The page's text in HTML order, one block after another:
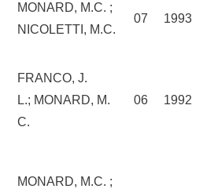
MONARD, M.C. ;
NICOLETTI, M.C.
07 1993
FRANCO, J.
L.; MONARD, M.
C.
06 1992
MONARD, M.C. ;